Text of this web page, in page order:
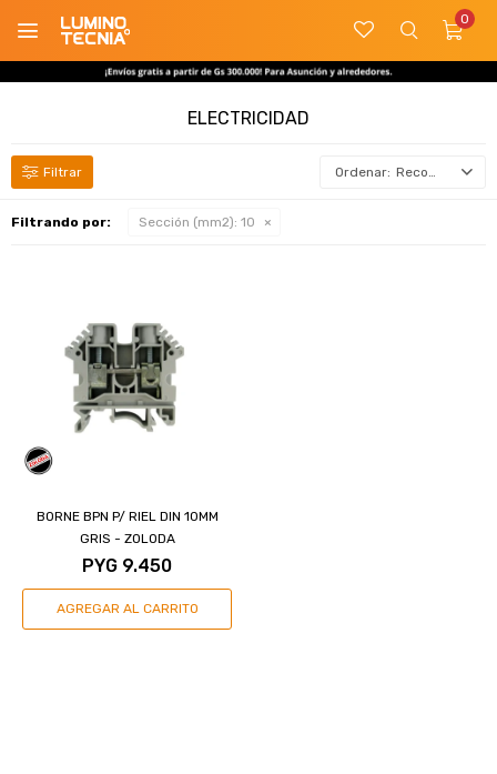
0

ELECTRICIDAD
Recomendados
Filtrando por: Sección (mm2): 10
BORNE BPN P/ RIEL DIN 10MM
GRIS - ZOLODA
PYG 9.450